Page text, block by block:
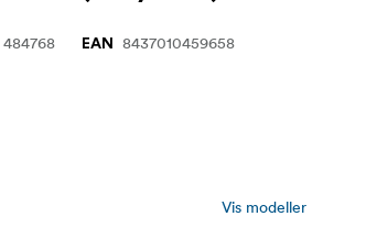
484768 EAN 8437010459658
Vis modeller